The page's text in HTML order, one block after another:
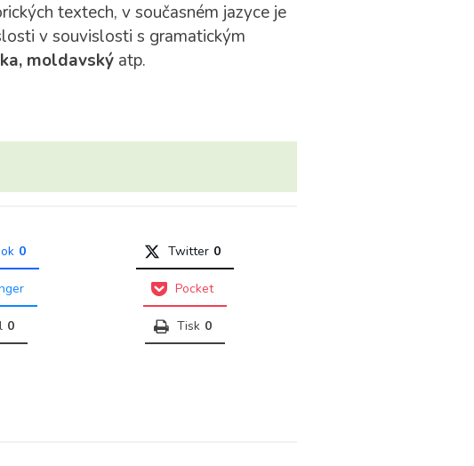
textech, v současném jazyce je
v souvislosti s gramatickým
moldavskýatp.
0 Twitter 0
Pocket
0 Tisk 0